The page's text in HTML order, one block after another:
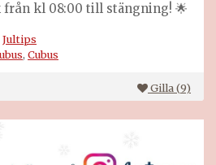
kl 08:00 till stängning! 🌟
Jultips
, Cubus
Gilla (9)